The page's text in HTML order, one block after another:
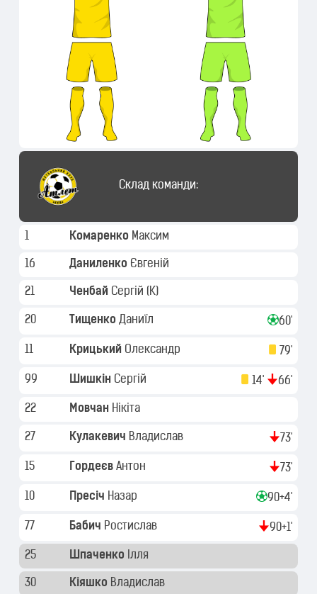
Склад команди:
1 Комаренко Максим
16 Даниленко Євгеній
21 Ченбай Сергій (K)
20 Тищенко Даниїл 60'
11 Крицький Олександр 79'
99 Шишкін Сергій 14' 66'
22 Мовчан Нікіта
27 Кулакевич Владислав 73'
15 Гордеєв Антон 73'
10 Пресіч Назар 90+4'
77 Бабич Ростислав 90+1'
25 Шпаченко Ілля
30 Кіяшко Владислав